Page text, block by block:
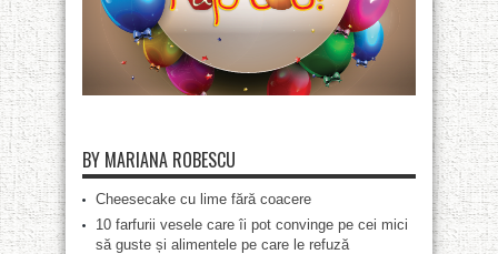
BY MARIANA ROBESCU
Cheesecake cu lime fără coacere
10 farfurii vesele care îi pot convinge pe cei mici
să guste și alimentele pe care le refuză